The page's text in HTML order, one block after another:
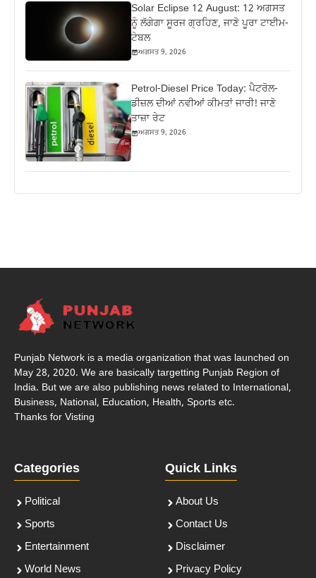
Solar Eclipse 12 August: 12 ਅਗਸਤ
ਨੂੰ ਲੱਗੇਗਾ ਸੂਰਜ ਗ੍ਰਹਿਣ, ਜਾਣੋ ਪੂਰਾ ਟਾਈਮ-
ਟੇਬਲ
ਅਗਸਤ 9, 2026
Petrol-Diesel Price Today: ਪੈਟਰੋਲ-
ਡੀਜ਼ਲ ਦੀਆਂ ਨਵੀਆਂ ਕੀਮਤਾਂ ਜਾਰੀ! ਜਾਣੋ
ਤਾਜ਼ਾ ਰੇਟ
ਅਗਸਤ 9, 2026
Punjab Network is a media organization that was launched on
May 28, 2020. We are basically targetting Punjab Region of
India. But we are also publishing news related to International,
Business, National, Education, Health, Sports etc.
Thanks for Visting
Categories
Political
Sports
Entertainment
World News
Quick Links
About Us
Contact Us
Disclaimer
Privacy Policy